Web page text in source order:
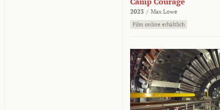
2023 / Max Lowe
Film online erhältlich